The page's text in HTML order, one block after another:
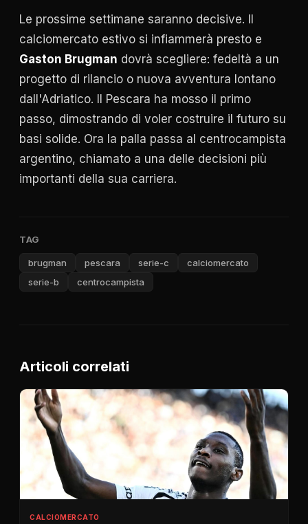
Le prossime settimane saranno decisive. Il
calciomercato estivo si infiammerà presto e
Gaston Brugman dovrà scegliere: fedeltà a un
progetto di rilancio o nuova avventura lontano
dall'Adriatico. Il Pescara ha mosso il primo
passo, dimostrando di voler costruire il futuro su
basi solide. Ora la palla passa al centrocampista
argentino, chiamato a una delle decisioni più
importanti della sua carriera.
TAG
brugman pescara serie-c
calciomercato
serie-b
centrocampista
Articoli correlati
CALCIOMERCATO